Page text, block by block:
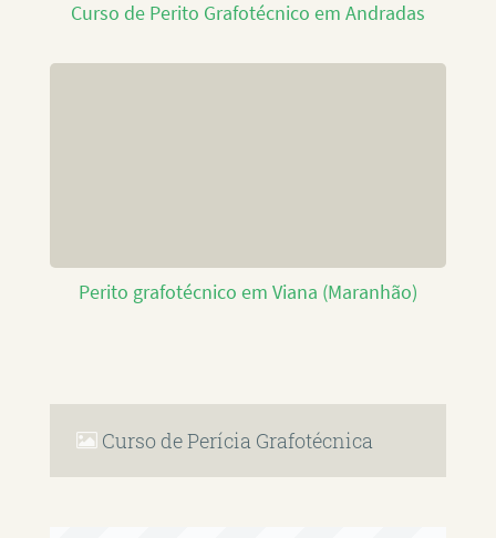
Curso de Perito Grafotécnico em Andradas
Perito grafotécnico em Viana (Maranhão)
Curso de Perícia Grafotécnica